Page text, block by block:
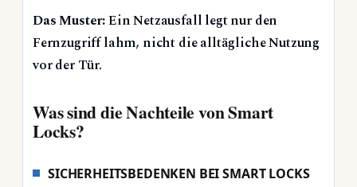
Das Muster:Ein Netzausfall legt nur den
Fernzugriff lahm, nicht die alltägliche Nutzung
vor der Tür.
Was sind die Nachteile von Smart
Locks?
SICHERHEITSBEDENKEN BEI SMART LOCKS